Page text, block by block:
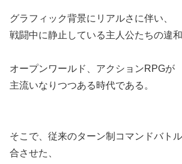
グラフィック背景にリアルさに伴い、
戦闘中に静止している主人公たちの違和
オープンワールド、アクションRPGが
主流いなりつつある時代である。
そこで、従来のターン制コマンドバト
合させた、